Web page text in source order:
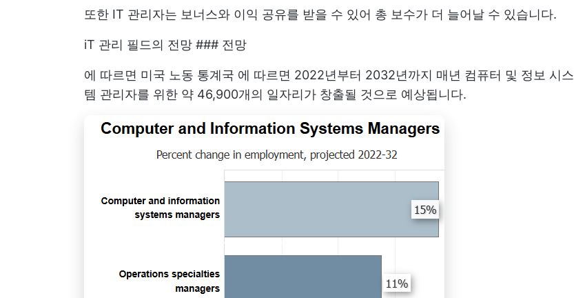
또한 IT 관리자는 보너스와 이익 공유를 받을 수 있어 총 보수가 더 늘어날 수 있습니다.
iT 관리 필드의 전망 ### 전망
에 따르면 미국 노동 통계국 에 따르면 2022년부터 2032년까지 매년 컴퓨터 및 정보 시스
템 관리자를 위한 약 46,900개의 일자리가 창출될 것으로 예상됩니다.